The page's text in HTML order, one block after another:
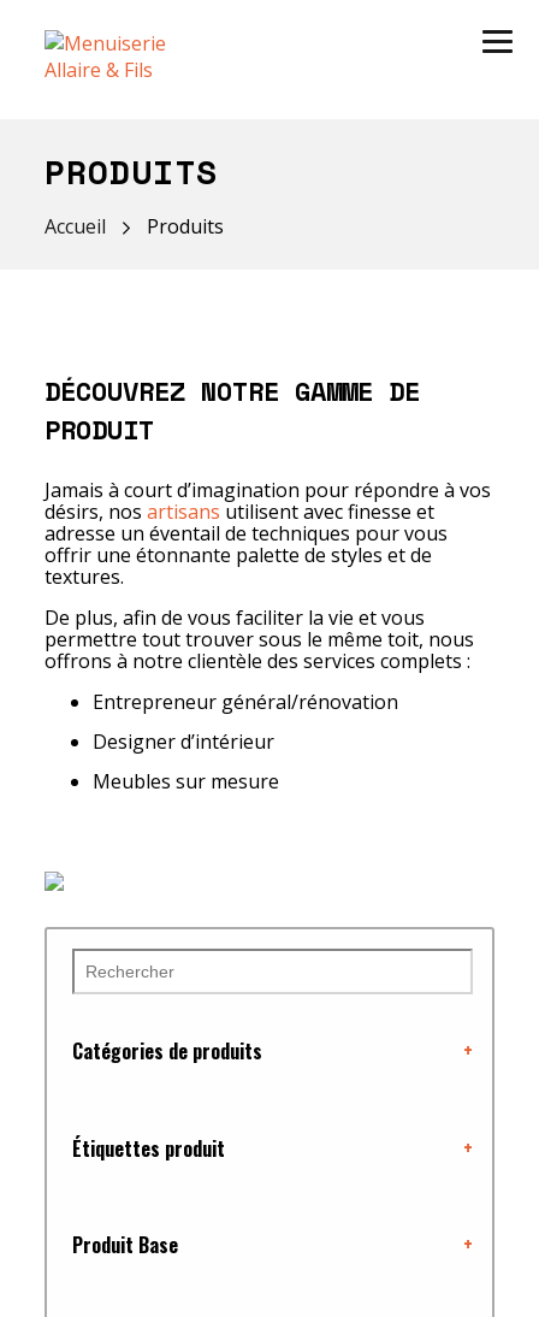
PRODUITS
Accueil Produits
DÉCOUVREZ NOTRE GAMME DE
PRODUIT
Jamais à court d’imagination pour répondre à vos
désirs, nosartisans utilisent avec finesse et
adresse un éventail de techniques pour vous
offrir une étonnante palette de styles et de
textures.
De plus, afin de vous faciliter la vie et vous
permettre tout trouver sous le même toit, nous
offrons à notre clientèle des services complets :
Entrepreneur général/rénovation
Designer d’intérieur
Meubles sur mesure
Catégories de produits +
Étiquettes produit +
Produit Base +